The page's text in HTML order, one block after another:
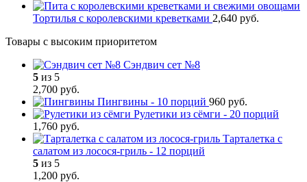
Тортилья с королевскими креветками 2,640 руб.
Товары с высоким приоритетом
Сэндвич сет №8
5 из 5
2,700 руб.
Пингвины - 10 порций 960 руб.
Рулетики из сёмги - 20 порций
1,760 руб.
Тарталетка с
салатом из лосося-гриль - 12 порций
5 из 5
1,200 руб.